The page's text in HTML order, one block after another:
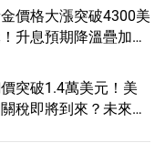
價格大漲突破4300美
升息預期降溫疊加央
突破1.4萬美元！美
稅即將到來？未來會